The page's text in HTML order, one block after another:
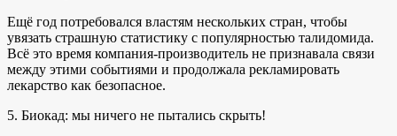
Ещё год потребовался властям нескольких стран, чтобы
увязать страшную статистику с популярностью талидомида.
Всё это время компания-производитель не признавала связи
между этими событиями и продолжала рекламировать
лекарство как безопасное.
5. Биокад: мы ничего не пытались скрыть!